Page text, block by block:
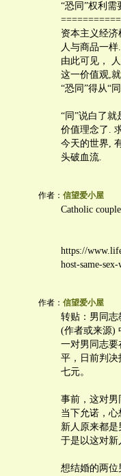
“恐同”权利需
资本主义经
人与商品一样.
由此可见，
这一价值观,
“恐同”得从“
“同”说白了
价值理念了.
今天的世界,
头破血流.
作者： 信望爱小屋
Catholic
https://
host-same-
作者： 信望爱小屋
转贴：男同
(作者或来源)
一对男同志
平，日前判
七元。
事前，这对
当下允诺，
新人原来都
于是以这对
想结婚的两